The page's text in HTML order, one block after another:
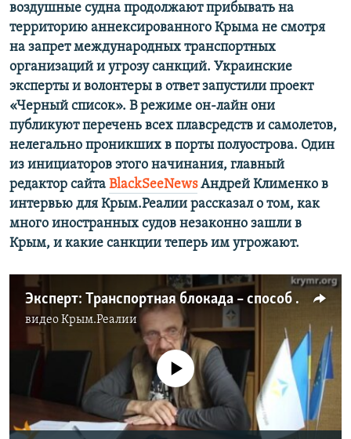
воздушные судна продолжают прибывать на
территорию аннексированного Крыма не смотря
на запрет международных транспортных
организаций и угрозу санкций. Украинские
эксперты и волонтеры в ответ запустили проект
«Черный список». В режиме он-лайн они
публикуют перечень всех плавсредств и самолетов,
нелегально проникших в порты полуострова. Один
из инициаторов этого начинания, главный
редактор сайта BlackSeeNewsАндрей Клименко в
интервью для Крым.Реалии рассказал о том, как
много иностранных судов незаконно зашли в
Крым, и какие санкции теперь им угрожают.
Эксперт: Транспортная блокада – способ вернуть Крым Украине
видеоКрым.Реалии
No media source currently available